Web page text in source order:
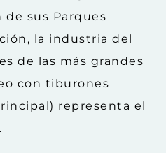
de sus Parques
la industria del
de las más grandes
con tiburones
representa el